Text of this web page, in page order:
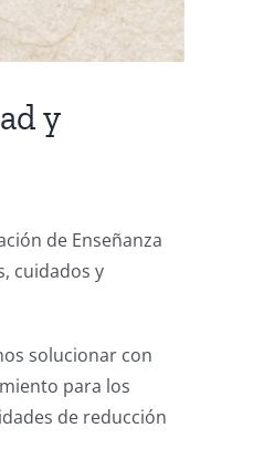
y
de Enseñanza
cuidados y
solucionar con
para los
de reducción